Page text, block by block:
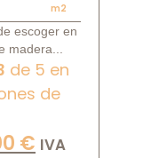
m2
escoger en
madera...
de 5 en
de
€ IVA